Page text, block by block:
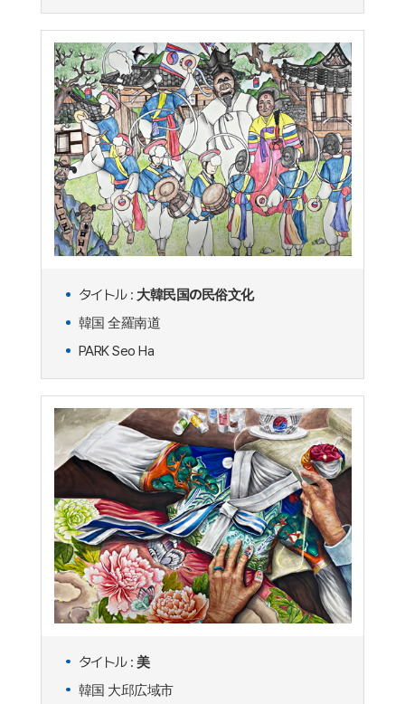
タイトル : 大韓民国の民俗文化
韓国 全羅南道
PARK Seo Ha
タイトル : 美
韓国 大邱広域市